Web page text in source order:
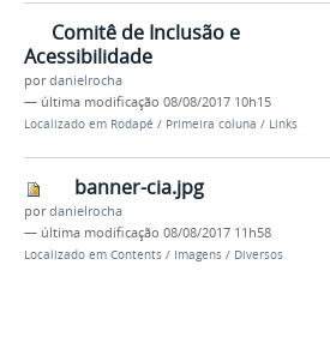
Comitê de Inclusão e
Acessibilidade
pordanielrocha
— última modificação 08/08/2017 10h15
Localizado em Rodapé / Primeira coluna / Links
banner-cia.jpg
pordanielrocha
— última modificação 08/08/2017 11h58
Localizado em Contents / Imagens / Diversos